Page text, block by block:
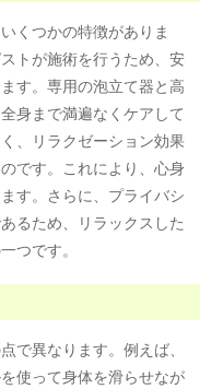
くつかの特徴がありま
トが施術を行うため、安
す。専用の泡立て器と高
身まで満遍なくケアして
、リラクゼーション効果
です。これにより、心身
す。さらに、プライバシ
るため、リラックスした
つです。
で異なります。例えば、
使って身体を滑らせなが